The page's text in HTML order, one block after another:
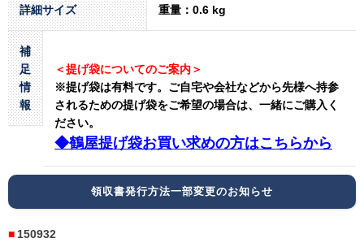
詳細サイズ 重量：0.6 kg
補
足
情
報
＜提げ袋についてのご案内＞
※提げ袋は有料です。 ご自宅や会社などから先様へ持参
されるための提げ袋をご希望の場合は、一緒にご購入く
ださい。
◆鶴屋提げ袋お買い求めの方はこちらから
領収書発行方法一部変更のお知らせ
150932